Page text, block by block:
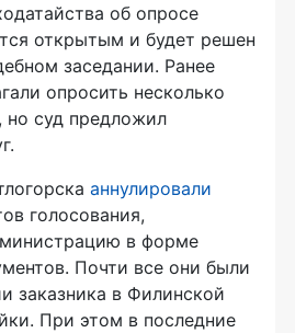
об опросе
открытым и будет решен
заседании. Ранее
опросить несколько
но суд предложил
аннулировали
голосования,
в форме
Почти все они были
заказника в Филинской
При этом в последние